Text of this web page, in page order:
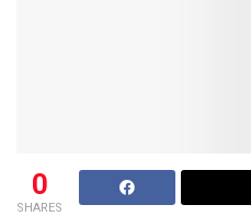
0
SHARES